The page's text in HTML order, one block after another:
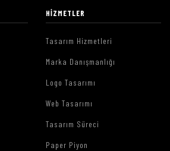
HIZMETLER
Tasarım Hizmetleri
Marka Danışmanlığı
Logo Tasarımı
Web Tasarımı
Tasarım Süreci
Paper Piyon